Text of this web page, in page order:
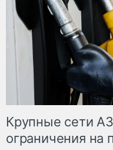
Крупные сети
ограничения на